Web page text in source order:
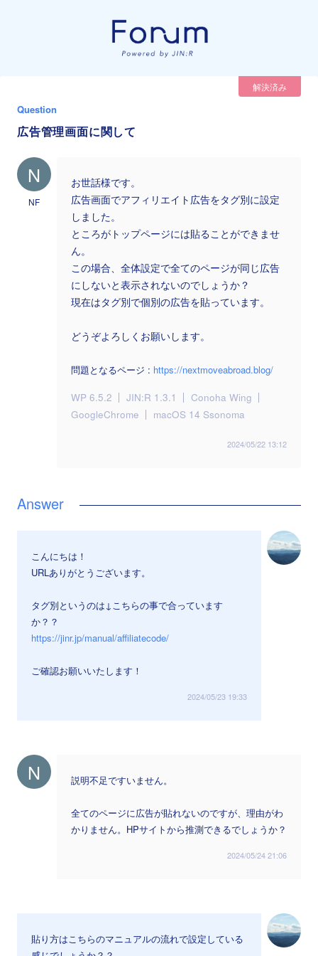
解決済み
Question
広告管理画面に関して
N
NF
お世話様です。
広告画面でアフィリエイト広告をタグ別に設定
しました。
ところがトップページには貼ることができませ
ん。
この場合、全体設定で全てのページが同じ広告
にしないと表示されないのでしょうか？
現在はタグ別で個別の広告を貼っています。
どうぞよろしくお願いします。
問題となるページ : https://nextmoveabroad.blog/
WP 6.5.2 JIN:R 1.3.1
Conoha Wing
GoogleChrome
macOS 14 Ssonoma
2024/05/22 13:12
こんにちは！
URLありがとうございます。
タグ別というのは↓こちらの事で合っています
か？？
https://jinr.jp/manual/affiliatecode/
ご確認お願いいたします！
2024/05/23 19:33
N 説明不足ですいません。
全てのページに広告が貼れないのですが、理由がわ
かりません。HPサイトから推測できるでしょうか？
2024/05/24 21:06
貼り方はこちらのマニュアルの流れで設定している